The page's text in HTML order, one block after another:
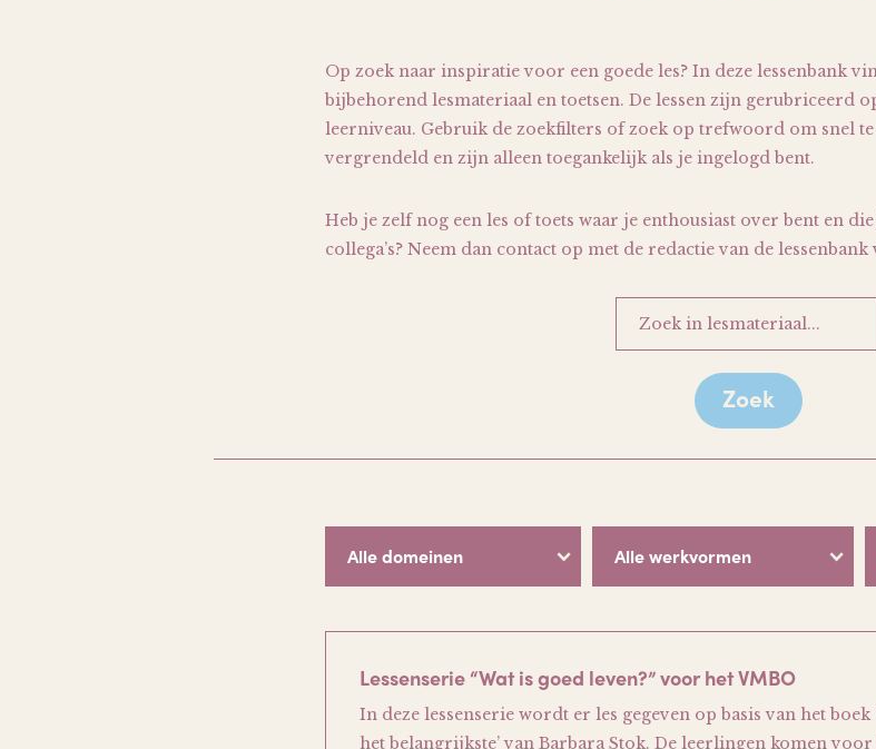
Op zoek naar inspiratie voor een goede les? In deze lessenbank
bijbehorend lesmateriaal en toetsen. De lessen zijn gerubriceerd
leerniveau. Gebruik de zoekfilters of zoek op trefwoord om snel
vergrendeld en zijn alleen toegankelijk als je ingelogd bent.
Heb je zelf nog een les of toets waar je enthousiast over bent en
collega’s? Neem dan contact op met de redactie van de
Alle domeinen Alle werkvormen
Lessenserie “Wat is goed leven?” voor het VMBO
In deze lessenserie wordt er les gegeven op basis van het boek
het belangrijkste’ van Barbara Stok. De leerlingen komen